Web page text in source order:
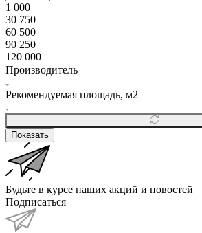
1 000
30 750
60 500
90 250
120 000
Производитель
Рекомендуемая площадь, м2
Показать
Будьте в курсе наших акций и новостей
Подписаться